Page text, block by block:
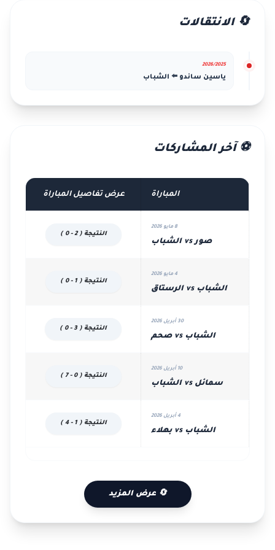
🔄 الانتقالات
2026/2025
ياسين ساندو ⬅️ الشباب
⚽ آخر المشاركات
المباراة عرض تفاصيل المباراة
8 مايو 2026
صور vs الشباب
النتيجة ( 2 - 0 )
4 مايو 2026
الشباب vs الرستاق
النتيجة ( 1 - 0 )
30 أبريل 2026
الشباب vs صحم
النتيجة ( 3 - 0 )
10 أبريل 2026
سمائل vs الشباب
النتيجة ( 0 - 7 )
4 أبريل 2026
الشباب vs بهلاء
النتيجة ( 1 - 4 )
🔄 عرض المزيد